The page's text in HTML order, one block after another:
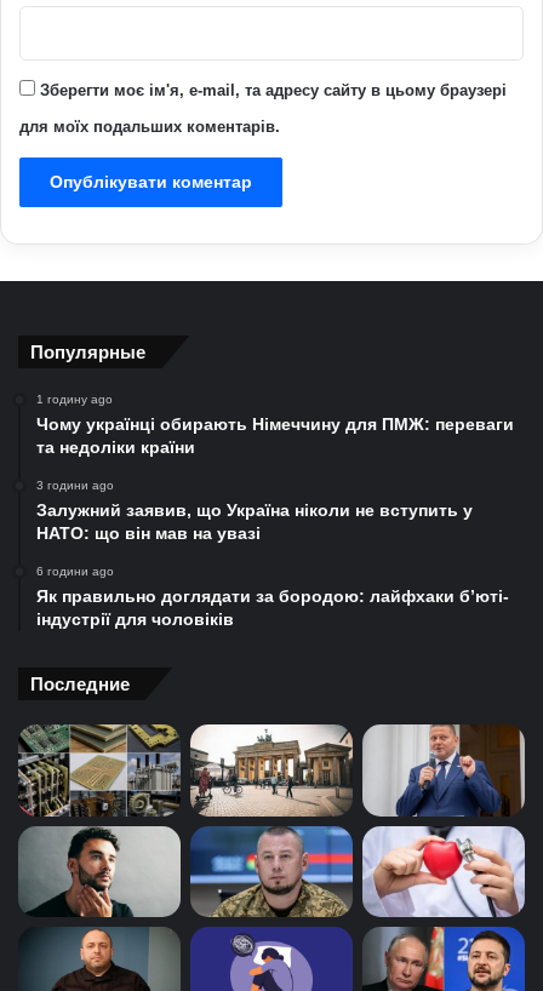
Зберегти моє ім'я, e-mail, та адресу сайту в цьому браузері
для моїх подальших коментарів.
Популярные
1 годину ago
Чому українці обирають Німеччину для ПМЖ: переваги
та недоліки країни
3 години ago
Залужний заявив, що Україна ніколи не вступить у
НАТО: що він мав на увазі
6 години ago
Як правильно доглядати за бородою: лайфхаки б’юті-
індустрії для чоловіків
Последние